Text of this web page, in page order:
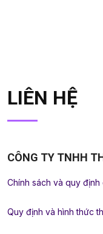
LIÊN HỆ
CÔNG TY TNHH
Chính sách và quy định
Quy định và hình thức